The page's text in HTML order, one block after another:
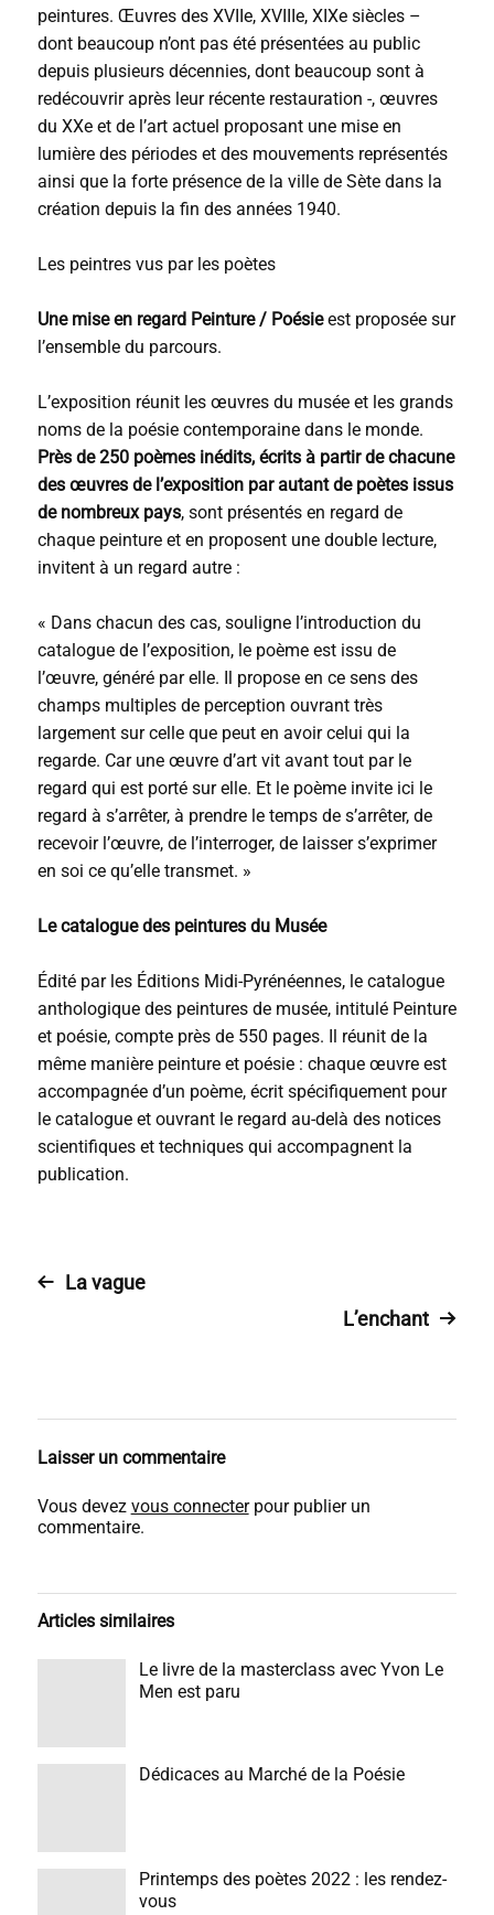
peintures. Œuvres des XVIIe, XVIIIe, XIXe siècles –
dont beaucoup n’ont pas été présentées au public
depuis plusieurs décennies, dont beaucoup sont à
redécouvrir après leur récente restauration -, œuvres
du XXe et de l’art actuel proposant une mise en
lumière des périodes et des mouvements représentés
ainsi que la forte présence de la ville de Sète dans la
création depuis la fin des années 1940.
Les peintres vus par les poètes
Une mise en regard Peinture / Poésieest proposée sur
l’ensemble du parcours.
L’exposition réunit les œuvres du musée et les grands
noms de la poésie contemporaine dans le monde.
Près de 250 poèmes inédits, écrits à partir de chacune
des œuvres de l’exposition par autant de poètes issus
de nombreux pays, sont présentés en regard de
chaque peinture et en proposent une double lecture,
invitent à un regard autre :
« Dans chacun des cas, souligne l’introduction du
catalogue de l’exposition, le poème est issu de
l’œuvre, généré par elle. Il propose en ce sens des
champs multiples de perception ouvrant très
largement sur celle que peut en avoir celui qui la
regarde. Car une œuvre d’art vit avant tout par le
regard qui est porté sur elle. Et le poème invite ici le
regard à s’arrêter, à prendre le temps de s’arrêter, de
recevoir l’œuvre, de l’interroger, de laisser s’exprimer
en soi ce qu’elle transmet. »
Le catalogue des peintures du Musée
Édité par les Éditions Midi-Pyrénéennes, le catalogue
anthologique des peintures de musée, intitulé Peinture
et poésie, compte près de 550 pages. Il réunit de la
même manière peinture et poésie : chaque œuvre est
accompagnée d’un poème, écrit spécifiquement pour
le catalogue et ouvrant le regard au-delà des notices
scientifiques et techniques qui accompagnent la
publication.
La vague
L’enchant
Laisser un commentaire
Vous devez vous connecterpour publier un
commentaire.
Articles similaires
Le livre de la masterclass avec Yvon Le
Men est paru
Dédicaces au Marché de la Poésie
Printemps des poètes 2022 : les rendez-
vous